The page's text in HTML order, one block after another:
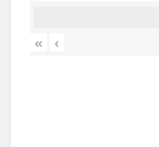
« ‹